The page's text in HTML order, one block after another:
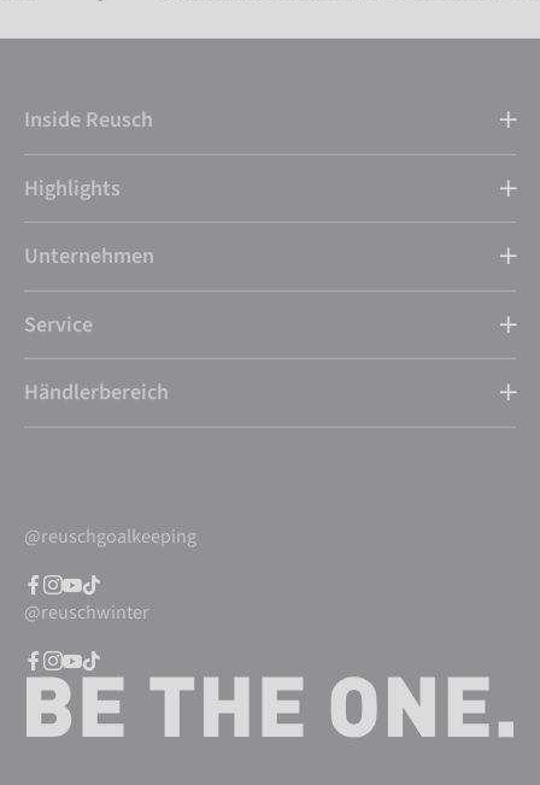
Inside Reusch
Highlights
Unternehmen
Service
Händlerbereich
@reuschgoalkeeping
@reuschwinter